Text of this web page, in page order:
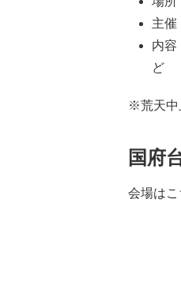
主催
内容
ど
※荒天中
国府
会場はこ